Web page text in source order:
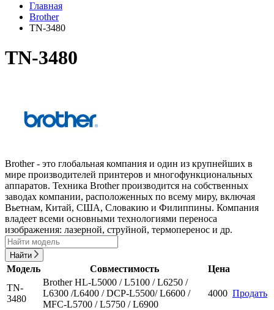
Главная
Brother
TN-3480
TN-3480
Brother - это глобальная компания и один из крупнейших в
мире производителей принтеров и многофункциональных
аппаратов. Техника Brother производится на собственных
заводах компании, расположенных по всему миру, включая
Вьетнам, Китай, США, Словакию и Филиппины. Компания
владеет всеми основными технологиями переноса
изображения: лазерной, струйной, термоперенос и др.
Найти
Модель Совместимость
Цена
TN-
3480
Brother HL-L5000 / L5100 / L6250 /
L6300 /L6400 / DCP-L5500/ L6600 /
MFC-L5700 / L5750 / L6900
4000 Продать